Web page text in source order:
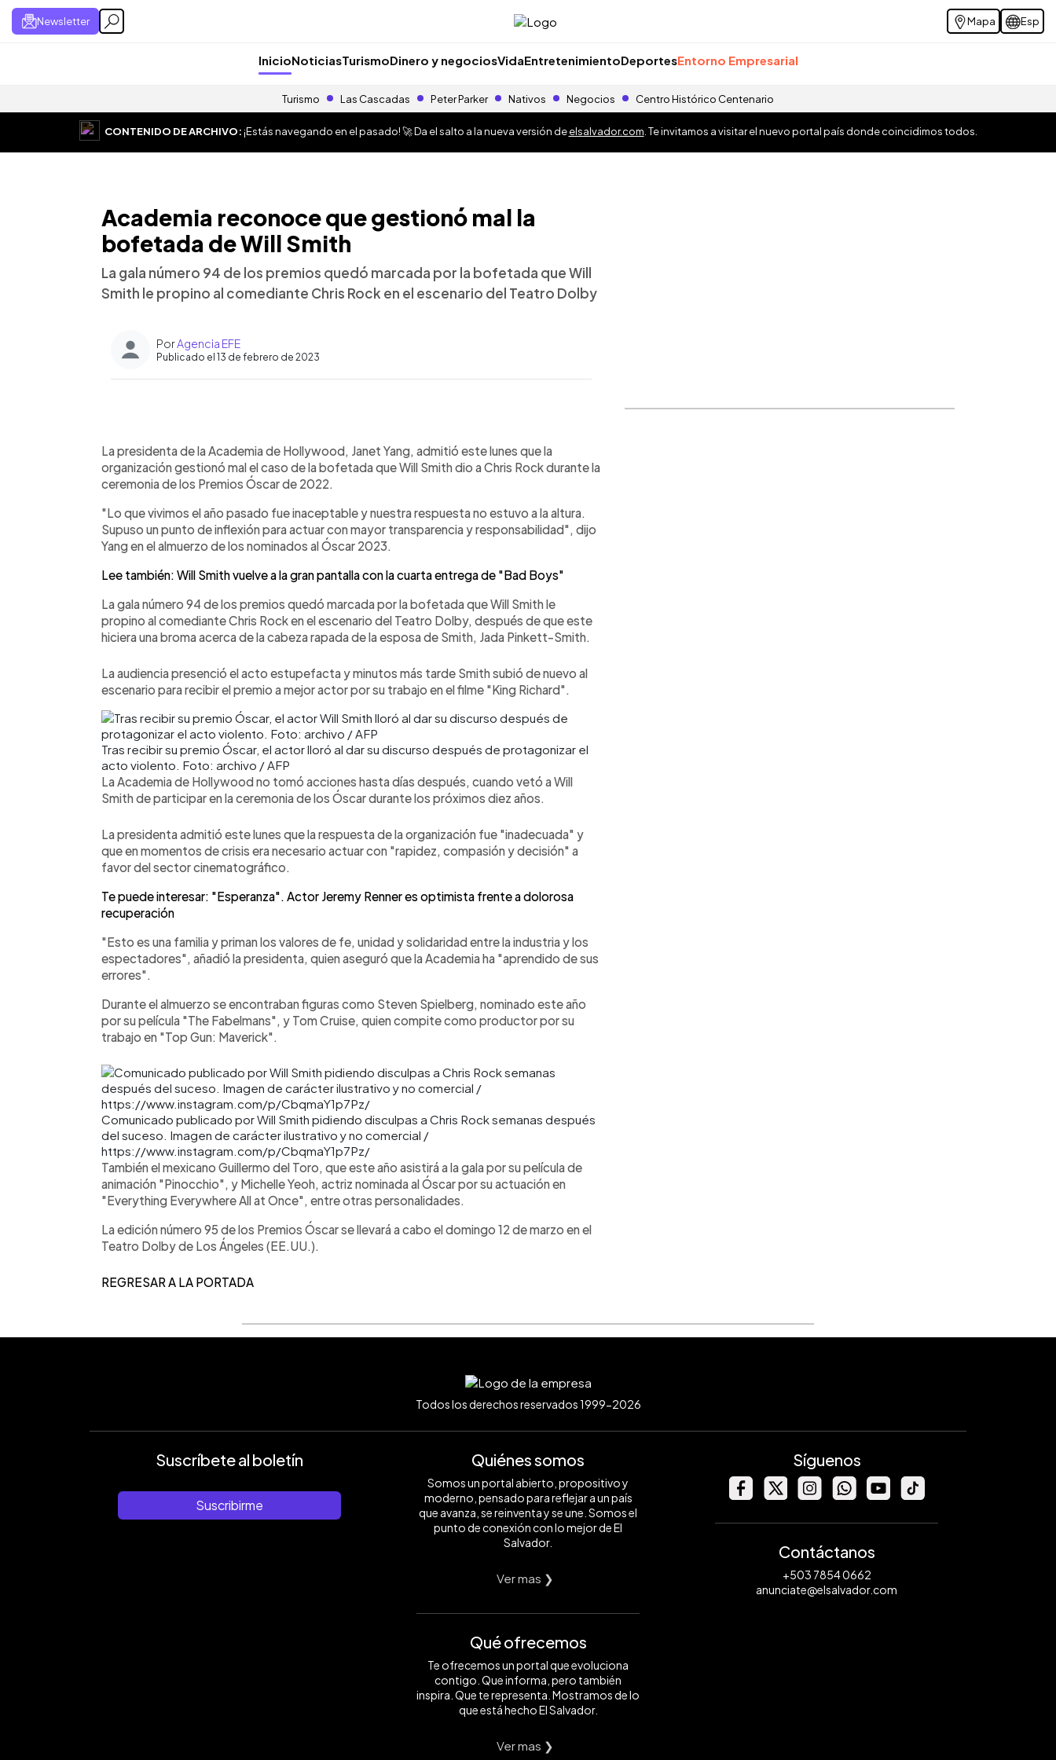
Newsletter Mapa Esp
InicioNoticiasTurismoDinero y negociosVidaEntretenimientoDeportesEntorno Empresarial
Turismo Las Cascadas Peter Parker Nativos Negocios Centro Histórico Centenario
CONTENIDO DE ARCHIVO:¡Estás navegando en el pasado! 🚀 Da el salto a la nueva versión deelsalvador.com . Te invitamos a visitar el nuevo portal país donde coincidimos todos.
Academia reconoce que gestionó mal la
bofetada de Will Smith
La gala número 94 de los premios quedó marcada por la bofetada que Will
Smith le propino al comediante Chris Rock en el escenario del Teatro Dolby
PorAgencia EFE
Publicado el 13 de febrero de 2023
► Escuchar artículo
La presidenta de la Academia de Hollywood, Janet Yang, admitió este lunes que la
organización gestionó mal el caso de la bofetada que Will Smith dio a Chris Rock durante la
ceremonia de los Premios Óscar de 2022.
"Lo que vivimos el año pasado fue inaceptable y nuestra respuesta no estuvo a la altura.
Supuso un punto de inflexión para actuar con mayor transparencia y responsabilidad", dijo
Yang en el almuerzo de los nominados al Óscar 2023.
Lee también: Will Smith vuelve a la gran pantalla con la cuarta entrega de "Bad Boys"
La gala número 94 de los premios quedó marcada por la bofetada que Will Smith le
propino al comediante Chris Rock en el escenario del Teatro Dolby, después de que este
hiciera una broma acerca de la cabeza rapada de la esposa de Smith, Jada Pinkett-Smith.
La audiencia presenció el acto estupefacta y minutos más tarde Smith subió de nuevo al
escenario para recibir el premio a mejor actor por su trabajo en el filme "King Richard".
Tras recibir su premio Óscar, el actor lloró al dar su discurso después de protagonizar el
acto violento. Foto: archivo / AFP
La Academia de Hollywood no tomó acciones hasta días después, cuando vetó a Will
Smith de participar en la ceremonia de los Óscar durante los próximos diez años.
La presidenta admitió este lunes que la respuesta de la organización fue "inadecuada" y
que en momentos de crisis era necesario actuar con "rapidez, compasión y decisión" a
favor del sector cinematográfico.
Te puede interesar: "Esperanza". Actor Jeremy Renner es optimista frente a dolorosa
recuperación
"Esto es una familia y priman los valores de fe, unidad y solidaridad entre la industria y los
espectadores", añadió la presidenta, quien aseguró que la Academia ha "aprendido de sus
errores".
Durante el almuerzo se encontraban figuras como Steven Spielberg, nominado este año
por su película "The Fabelmans", y Tom Cruise, quien compite como productor por su
trabajo en "Top Gun: Maverick".
Comunicado publicado por Will Smith pidiendo disculpas a Chris Rock semanas después
del suceso. Imagen de carácter ilustrativo y no comercial /
https://www.instagram.com/p/CbqmaY1p7Pz/
También el mexicano Guillermo del Toro, que este año asistirá a la gala por su película de
animación "Pinocchio", y Michelle Yeoh, actriz nominada al Óscar por su actuación en
"Everything Everywhere All at Once", entre otras personalidades.
La edición número 95 de los Premios Óscar se llevará a cabo el domingo 12 de marzo en el
Teatro Dolby de Los Ángeles (EE.UU.).
REGRESAR A LA PORTADA
Todos los derechos reservados 1999-2026
Suscríbete al boletín
Suscribirme
Quiénes somos
Somos un portal abierto, propositivo y
moderno, pensado para reflejar a un país
que avanza, se reinventa y se une. Somos el
punto de conexión con lo mejor de El
Salvador.
Ver mas ❯
Qué ofrecemos
Te ofrecemos un portal que evoluciona
contigo. Que informa, pero también
inspira. Que te representa. Mostramos de lo
que está hecho El Salvador.
Ver mas ❯
Síguenos
Contáctanos
+503 7854 0662
anunciate@elsalvador.com